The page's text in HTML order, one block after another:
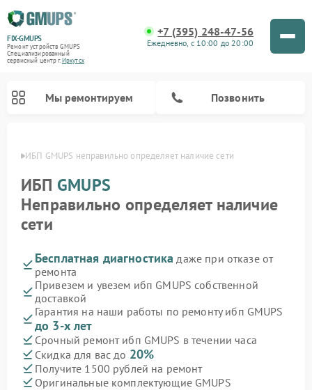
FIX-GMUPS
Ремонт устройств GMUPS
Специализированный
cервисный центр г.Иркутск
+7 (395) 248-47-56
Ежедневно, с 10:00 до 20:00
Мы ремонтируем Позвонить
ИБП GMUPS неправильно определяет наличие сети
ИБП GMUPS
Неправильно определяет наличие
сети
Бесплатная диагностика даже при отказе от
ремонта
Привезем и увезем ибп GMUPS собственной
доставкой
Гарантия на наши работы по ремонту ибп GMUPS
до 3-х лет
Срочный ремонт ибп GMUPS в течении часа
Скидка для вас до 20%
Получите 1500 рублей на ремонт
Оригинальные комплектующие GMUPS